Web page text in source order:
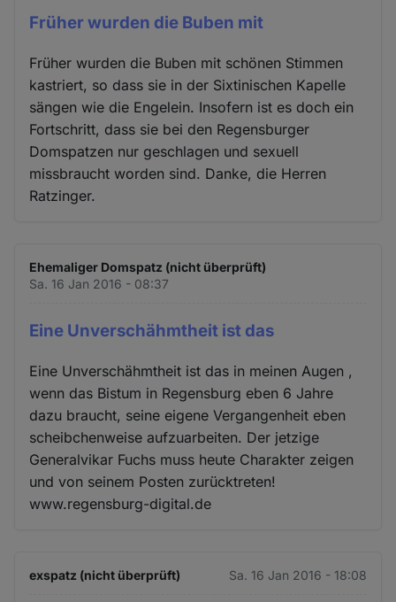
Früher wurden die Buben mit
Früher wurden die Buben mit schönen Stimmen
kastriert, so dass sie in der Sixtinischen Kapelle
sängen wie die Engelein. Insofern ist es doch ein
Fortschritt, dass sie bei den Regensburger
Domspatzen nur geschlagen und sexuell
missbraucht worden sind. Danke, die Herren
Ratzinger.
Ehemaliger Domspatz (nicht überprüft)
Sa. 16 Jan 2016 - 08:37
Eine Unverschähmtheit ist das
Eine Unverschähmtheit ist das in meinen Augen ,
wenn das Bistum in Regensburg eben 6 Jahre
dazu braucht, seine eigene Vergangenheit eben
scheibchenweise aufzuarbeiten. Der jetzige
Generalvikar Fuchs muss heute Charakter zeigen
und von seinem Posten zurücktreten!
www.regensburg-digital.de
exspatz (nicht überprüft) Sa. 16 Jan 2016 - 18:08